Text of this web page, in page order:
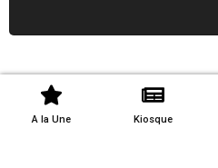
A la Une Kiosque